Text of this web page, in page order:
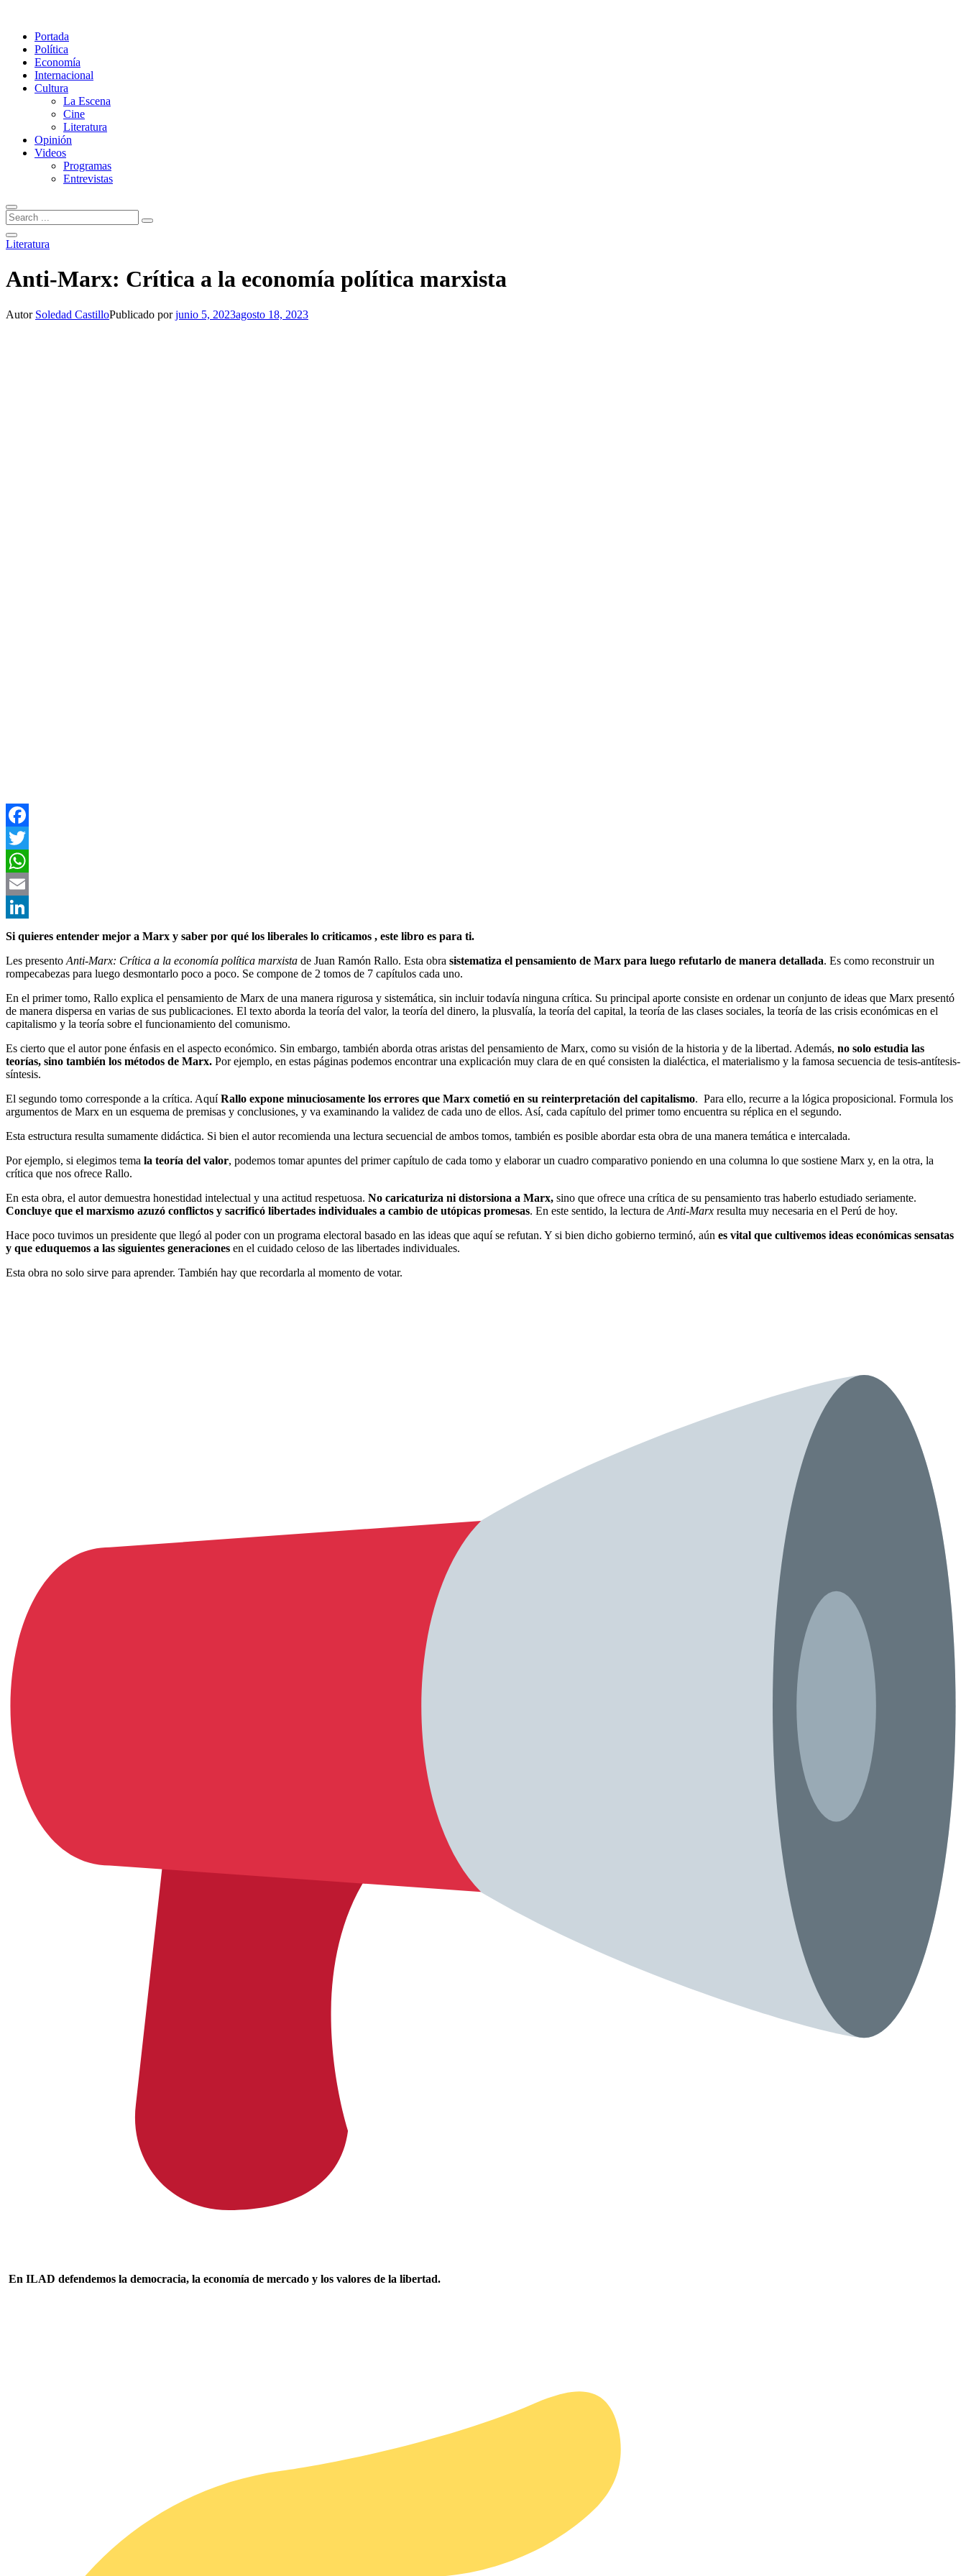
Portada
Política
Economía
Internacional
Cultura
La Escena
Cine
Literatura
Opinión
Videos
Programas
Entrevistas
Literatura
Anti-Marx: Crítica a la economía política marxista
Autor Soledad CastilloPublicado porjunio 5, 2023agosto 18, 2023
Facebook
Twitter
WhatsApp
Email
LinkedIn
Si quieres entender mejor a Marx y saber por qué los liberales lo criticamos , este libro es para ti.
Les presento Anti-Marx: Crítica a la economía política marxista de Juan Ramón Rallo. Esta obra sistematiza el pensamiento de Marx para luego refutarlo de manera detallada. Es como reconstruir un
rompecabezas para luego desmontarlo poco a poco. Se compone de 2 tomos de 7 capítulos cada uno.
En el primer tomo, Rallo explica el pensamiento de Marx de una manera rigurosa y sistemática, sin incluir todavía ninguna crítica. Su principal aporte consiste en ordenar un conjunto de ideas que Marx presentó
de manera dispersa en varias de sus publicaciones. El texto aborda la teoría del valor, la teoría del dinero, la plusvalía, la teoría del capital, la teoría de las clases sociales, la teoría de las crisis económicas en el
capitalismo y la teoría sobre el funcionamiento del comunismo.
Es cierto que el autor pone énfasis en el aspecto económico. Sin embargo, también aborda otras aristas del pensamiento de Marx, como su visión de la historia y de la libertad. Además, no solo estudia las
teorías, sino también los métodos de Marx. Por ejemplo, en estas páginas podemos encontrar una explicación muy clara de en qué consisten la dialéctica, el materialismo y la famosa secuencia de tesis-antítesis-
síntesis.
El segundo tomo corresponde a la crítica. AquíRallo expone minuciosamente los errores que Marx cometió en su reinterpretación del capitalismo. Para ello, recurre a la lógica proposicional. Formula los
argumentos de Marx en un esquema de premisas y conclusiones, y va examinando la validez de cada uno de ellos. Así, cada capítulo del primer tomo encuentra su réplica en el segundo.
Esta estructura resulta sumamente didáctica. Si bien el autor recomienda una lectura secuencial de ambos tomos, también es posible abordar esta obra de una manera temática e intercalada.
Por ejemplo, si elegimos tema la teoría del valor, podemos tomar apuntes del primer capítulo de cada tomo y elaborar un cuadro comparativo poniendo en una columna lo que sostiene Marx y, en la otra, la
crítica que nos ofrece Rallo.
En esta obra, el autor demuestra honestidad intelectual y una actitud respetuosa. No caricaturiza ni distorsiona a Marx, sino que ofrece una crítica de su pensamiento tras haberlo estudiado seriamente.
Concluye que el marxismo azuzó conflictos y sacrificó libertades individuales a cambio de utópicas promesas. En este sentido, la lectura de Anti-Marx resulta muy necesaria en el Perú de hoy.
Hace poco tuvimos un presidente que llegó al poder con un programa electoral basado en las ideas que aquí se refutan. Y si bien dicho gobierno terminó, aún es vital que cultivemos ideas económicas sensatas
y que eduquemos a las siguientes generaciones en el cuidado celoso de las libertades individuales.
Esta obra no solo sirve para aprender. También hay que recordarla al momento de votar.
En ILAD defendemos la democracia, la economía de mercado y los valores de la libertad.